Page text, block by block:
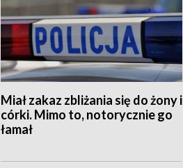
Miał zakaz zbliżania się do żony i
córki. Mimo to, notorycznie go
łamał